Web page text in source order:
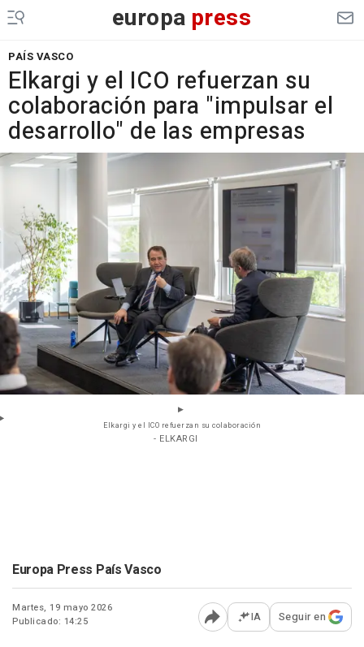
europa press
PAÍS VASCO
Elkargi y el ICO refuerzan su
colaboración para "impulsar el
desarrollo" de las empresas
Elkargi y el ICO refuerzan su colaboración
- ELKARGI
Europa Press País Vasco
Martes, 19 mayo 2026
Publicado: 14:25
Abrir opciones para
IA Seguir en